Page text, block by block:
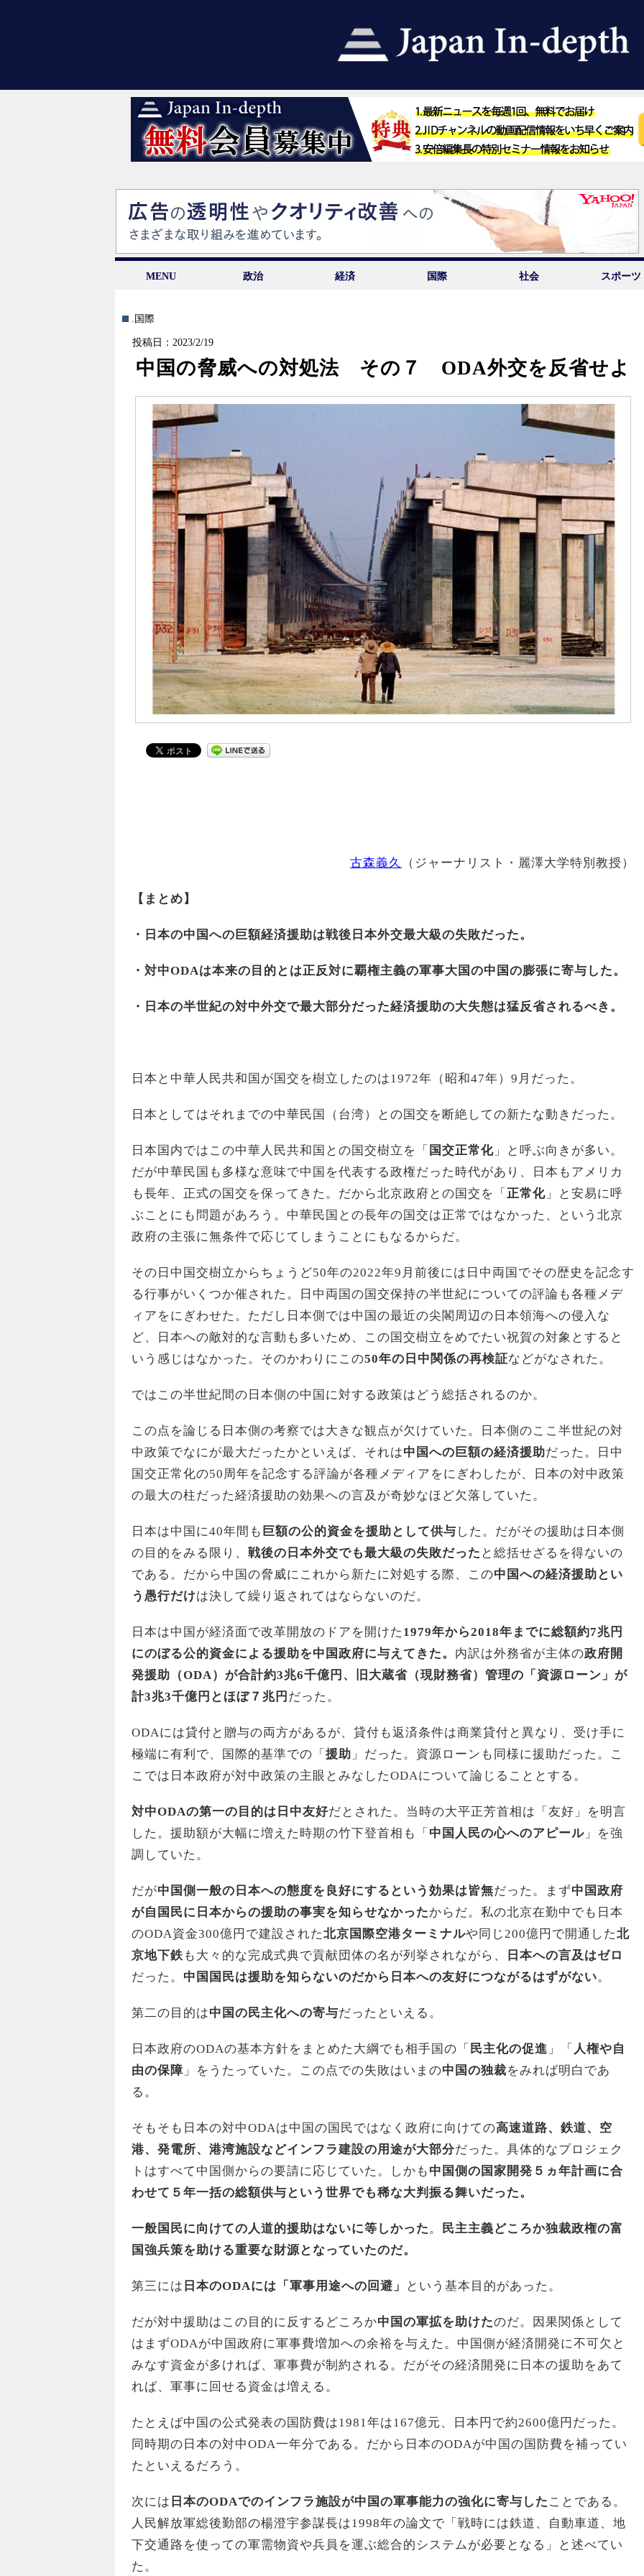
MENU 政治 経済 国際 社会 スポーツ
.国際
投稿日：2023/2/19
中国の脅威への対処法 その７ ODA外交を反省せよ
古森義久 （ジャーナリスト・麗澤大学特別教授）
【まとめ】
・日本の中国への巨額経済援助は戦後日本外交最大級の失敗だった。
・対中ODAは本来の目的とは正反対に覇権主義の軍事大国の中国の膨張に寄与した。
・日本の半世紀の対中外交で最大部分だった経済援助の大失態は猛反省されるべき。
日本と中華人民共和国が国交を樹立したのは1972年（昭和47年）9月だった。
日本としてはそれまでの中華民国（台湾）との国交を断絶しての新たな動きだった。
日本国内ではこの中華人民共和国との国交樹立を「 国交正常化 」と呼ぶ向きが多い。
だが中華民国も多様な意味で中国を代表する政権だった時代があり、日本もアメリカ
も長年、正式の国交を保ってきた。だから北京政府との国交を「 正常化 」と安易に呼
ぶことにも問題があろう。中華民国との長年の国交は正常ではなかった、という北京
政府の主張に無条件で応じてしまうことにもなるからだ。
その日中国交樹立からちょうど50年の2022年9月前後には日中両国でその歴史を記念す
る行事がいくつか催された。日中両国の国交保持の半世紀についての評論も各種メデ
ィアをにぎわせた。ただし日本側では中国の最近の尖閣周辺の日本領海への侵入な
ど、日本への敵対的な言動も多いため、この国交樹立をめでたい祝賀の対象とすると
いう感じはなかった。そのかわりにこの50年の日中関係の再検証などがなされた。
ではこの半世紀間の日本側の中国に対する政策はどう総括されるのか。
この点を論じる日本側の考察では大きな観点が欠けていた。日本側のここ半世紀の対
中政策でなにが最大だったかといえば、それは中国への巨額の経済援助だった。日中
国交正常化の50周年を記念する評論が各種メディアをにぎわしたが、日本の対中政策
の最大の柱だった経済援助の効果への言及が奇妙なほど欠落していた。
日本は中国に40年間も 巨額の公的資金を援助として供与 した。だがその援助は日本側
の目的をみる限り、 戦後の日本外交でも最大級の失敗だった と総括せざるを得ないの
である。だから中国の脅威にこれから新たに対処する際、この中国への経済援助とい
う愚行だけは決して繰り返されてはならないのだ。
日本は中国が経済面で改革開放のドアを開けた 1979年から2018年までに総額約7兆円
にのぼる公的資金による援助を中国政府に与えてきた。 内訳は外務省が主体の政府開
発援助（ODA）が合計約3兆6千億円、旧大蔵省（現財務省）管理の「資源ローン」が
計3兆3千億円とほぼ７兆円 だった。
ODAには貸付と贈与の両方があるが、貸付も返済条件は商業貸付と異なり、受け手に
極端に有利で、国際的基準での「 援助 」だった。資源ローンも同様に援助だった。こ
こでは日本政府が対中政策の主眼とみなしたODAについて論じることとする。
対中ODAの第一の目的は日中友好だとされた。当時の大平正芳首相は「友好」を明言
した。援助額が大幅に増えた時期の竹下登首相も「 中国人民の心へのアピール 」を強
調していた。
だが中国側一般の日本への態度を良好にするという効果は皆無だった。まず中国政府
が自国民に日本からの援助の事実を知らせなかったからだ。私の北京在勤中でも日本
のODA資金300億円で建設された北京国際空港ターミナルや同じ200億円で開通した北
京地下鉄 も大々的な完成式典で貢献団体の名が列挙されながら、
日本への言及はゼロ
だった。 中国国民は援助を知らないのだから日本への友好につながるはずがない。
第二の目的は中国の民主化への寄与だったといえる。
日本政府のODAの基本方針をまとめた大綱でも相手国の「 民主化の促進 」「 人権や自
由の保障 」をうたっていた。この点での失敗はいまの中国の独裁をみれば明白であ
る。
そもそも日本の対中ODAは中国の国民ではなく政府に向けての高速道路、鉄道、空
港、発電所、港湾施設などインフラ建設の用途が大部分だった。具体的なプロジェク
トはすべて中国側からの要請に応じていた。しかも 中国側の国家開発５ヵ年計画に合
わせて５年一括の総額供与という世界でも稀な大判振る舞いだった。
一般国民に向けての人道的援助はないに等しかった。 民主主義どころか独裁政権の富
国強兵策を助ける重要な財源となっていたのだ。
第三には 日本のODAには「軍事用途への回避」 という基本目的があった。
だが対中援助はこの目的に反するどころか中国の軍拡を助けたのだ。因果関係として
はまずODAが中国政府に軍事費増加への余裕を与えた。中国側が経済開発に不可欠と
みなす資金が多ければ、軍事費が制約される。だがその経済開発に日本の援助をあて
れば、軍事に回せる資金は増える。
たとえば中国の公式発表の国防費は1981年は167億元、日本円で約2600億円だった。
同時期の日本の対中ODA一年分である。だから日本のODAが中国の国防費を補ってい
たといえるだろう。
次には 日本のODAでのインフラ施設が中国の軍事能力の強化に寄与した ことである。
人民解放軍総後勤部の楊澄宇参謀長は1998年の論文で「戦時には鉄道、自動車道、地
下交通路を使っての軍需物資や兵員を運ぶ総合的システムが必要となる」と述べてい
た。